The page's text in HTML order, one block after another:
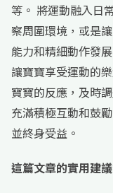
等。 將運動融入日
察周圍環境，或是
能力和精細動作發
讓寶寶享受運動的
寶寶的反應，及時
充滿積極互動和鼓
並終身受益。
這篇文章的實用建